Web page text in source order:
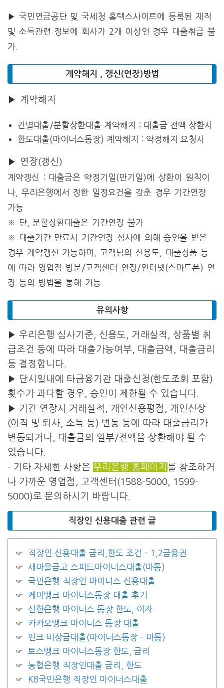
▶ 국민연금공단 및 국세청 홈택스사이트에 등록된 재직
및 소득관련 정보에 회사가 2개 이상인 경우 대출취급 불
가.
계약해지 , 갱신(연장)방법
▶ 계약해지
건별대출/분할상환대출 계약해지 : 대출금 전액 상환시
한도대출(마이너스통장) 계약해지 : 약정해지 요청시
▶ 연장(갱신)
계약갱신 : 대출금은 약정기일(만기일)에 상환이 원칙이
나, 우리은행에서 정한 일정요건을 갖춘 경우 기간연장
가능
※ 단, 분할상환대출은 기간연장 불가
※ 대출기간 만료시 기간연장 심사에 의해 승인을 받은
경우 계약갱신 가능하며, 고객님의 신용도, 대출상품 등
에 따라 영업점 방문/고객센터 연장/인터넷(스마트폰) 연
장 등의 방법을 통해 가능
유의사항
▶ 우리은행 심사기준, 신용도, 거래실적, 상품별 취
급조건 등에 따라 대출가능여부, 대출금액, 대출금리
등 결정합니다.
▶ 단시일내에 타금융기관 대출신청(한도조회 포함)
횟수가 과다할 경우, 승인이 제한될 수 있습니다.
▶ 기간 연장시 거래실적, 개인신용평점, 개인신상
(이직 및 퇴사, 소득 등) 변동 등에 따라 대출금리가
변동되거나, 대출금의 일부/전액을 상환해야 될 수
있습니다.
– 기타 자세한 사항은 우리은행 홈페이지 를 참조하거
나 가까운 영업점, 고객센터(1588-5000, 1599-
5000)로 문의하시기 바랍니다.
직장인 신용대출 관련 글
직장인 신용대출 금리,한도 조건 – 1,2금융권
새마을금고 스피드마이너스대출(마통)
국민은행 직장인 마이너스 신용대출
케이뱅크 마이너스통장 대출 후기
신한은행 마이너스 통장 한도, 이자
카카오뱅크 마이너스 통장 대출
핀크 비상금대출(마이너스통장 – 마통)
토스뱅크 마이너스통장 한도, 금리
농협은행 직장인대출 금리, 한도
KB국민은행 직장인 마이너스대출